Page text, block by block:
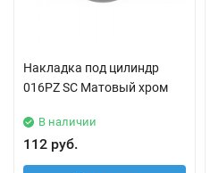
Накладка под цилиндр
016PZ SC Матовый хром
В наличии
112 руб.